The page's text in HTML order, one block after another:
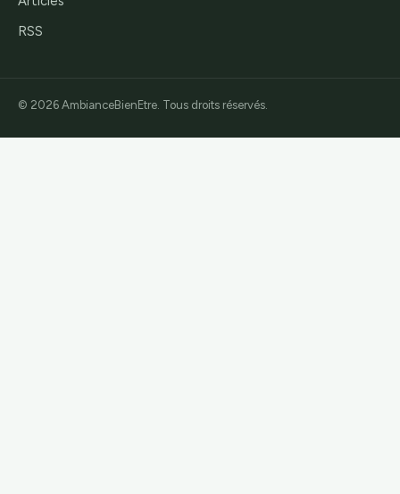
RSS
© 2026 AmbianceBienEtre. Tous droits réservés.